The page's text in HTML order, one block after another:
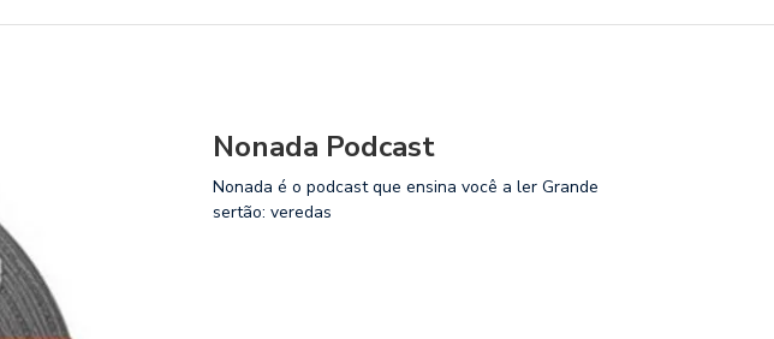
Nonada Podcast
Nonada é o podcast que ensina você a ler Grande
sertão: veredas